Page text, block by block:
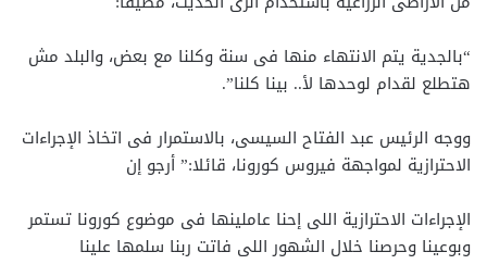
“بالجدية يتم الانتهاء منها فى سنة وكلنا مع بعض، والبلد مش
هتطلع لقدام لوحدها لأ.. بينا كلنا”.
ووجه الرئيس عبد الفتاح السيسى، بالاستمرار فى اتخاذ الإجراءات
الاحترازية لمواجهة فيروس كورونا، قائلا:” أرجو إن
الإجراءات الاحترازية اللى إحنا عاملينها فى موضوع كورونا تستمر
وبوعينا وحرصنا خلال الشهور اللى فاتت ربنا سلمها علينا